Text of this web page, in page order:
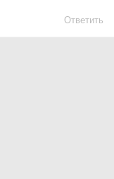
Ответить